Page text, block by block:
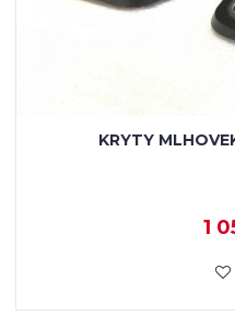
KRYTY
1